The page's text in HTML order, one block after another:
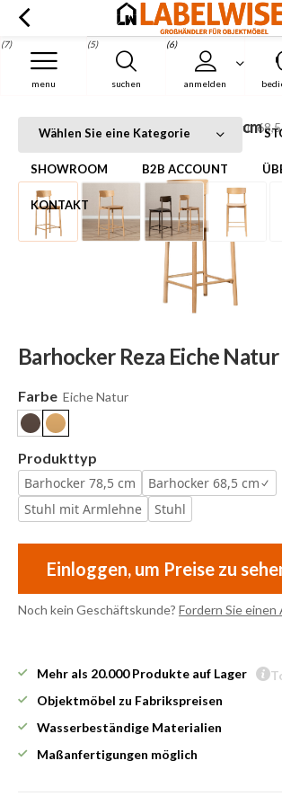
suchen
(5)
anmelden
(6)
menu
(7)
Menu
Wählen Sie eine Kategorie
SHOWROOM B2B ACCOUNT
KONTAKT
Startseite Barhocker Reza Eiche Natur
Barhocker Reza Eiche Natur 68,5 cm
Barhocker Reza Eiche
Farbe Eiche Natur
Produkttyp
Barhocker 78,5 cm
Barhocker 68,5 cm
Stuhl mit Armlehne
Stuhl
Einloggen, um Preise zu
Noch kein Geschäftskunde? Fordern Sie einen
Mehr als 20.000 Produkte auf Lager
Objektmöbel zu Fabrikspreisen
Wasserbeständige Materialien
Maßanfertigungen möglich